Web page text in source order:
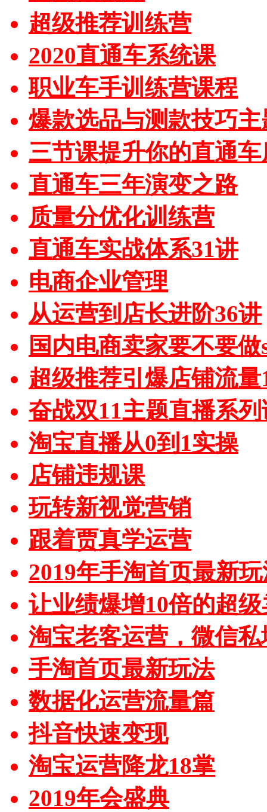
超级推荐训练营
2020直通车系统课
职业车手训练营课程
爆款选品与测款技巧主
三节课提升你的直通
直通车三年演变之路
质量分优化训练营
直通车实战体系31讲
电商企业管理
从运营到店长进阶36讲
国内电商卖家要不要做
超级推荐引爆店铺流量
奋战双11主题直播系列
淘宝直播从0到1实操
店铺违规课
玩转新视觉营销
跟着贾真学运营
2019年手淘首页最新
让业绩爆增10倍的超
淘宝老客运营，微信私
手淘首页最新玩法
数据化运营流量篇
抖音快速变现
淘宝运营降龙18掌
2019年会盛典